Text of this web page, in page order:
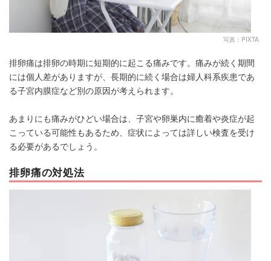
写真：PIXTA
排卵痛は排卵の時期に短期的に起こる痛みです。痛みが続く期間
には個人差がありますが、長期的に続く場合は婦人科系疾患であ
る子宮内膜症など別の原因が考えられます。
あまりにも痛みがひどい場合は、子宮や卵巣内に癒着や炎症が起
こっている可能性もあるため、症状によっては詳しい検査を受け
る必要があるでしょう。
排卵痛の対処法